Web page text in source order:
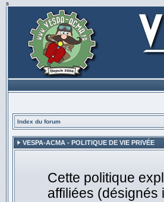
s
Index du forum
VESPA-ACMA - POLITIQUE DE VIE PRIVÉE
Cette politique
affiliées (désignés